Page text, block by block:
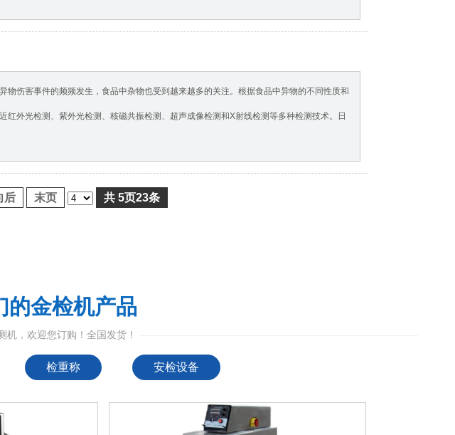
物伤害事件的频频发生，食品中杂物也受到越来越多的关注。根据食品中异物的不同性质和
红外光检测、紫外光检测、核磁共振检测、超声成像检测和X射线检测等多种检测技术。日
后 末页 共 5页23条
的金检机产品
机，欢迎您订购！全国发货！
检重称 安检设备